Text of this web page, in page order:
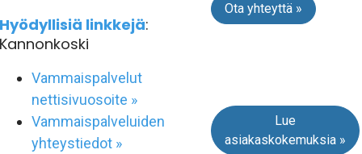
linkkejä:
Vammaispalvelut
nettisivuosoite »
Vammaispalveluiden
yhteystiedot »
Ota yhteyttä »
Lue
asiakaskokemuksia »